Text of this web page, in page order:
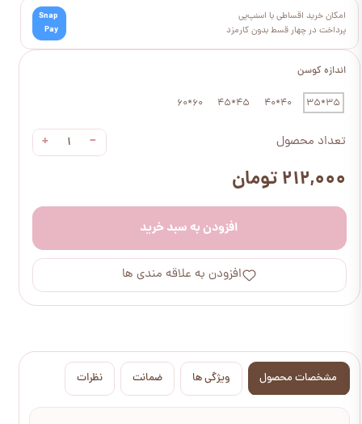
اندازه کوسن
35*35
40*40
45*45
60*60
تعداد محصول −
+
۲۱۲,۰۰۰ تومان
افزودن به سبد خرید
افزودن به علاقه مندی ها
امکان خرید اقساطی با اسنپ‌پی
پرداخت در چهار قسط بدون کارمزد
Snap
Pay
مشخصات محصول ویژگی ها ضمانت نظرات